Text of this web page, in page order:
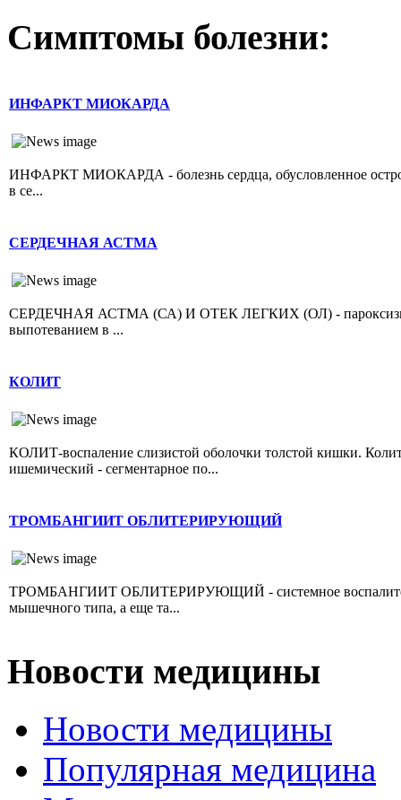
Симптомы болезни:
ИНФАРКТ МИОКАРДА
ИНФАРКТ МИОКАРДА - болезнь сердца, обусловленное острой
в се...
СЕРДЕЧНАЯ АСТМА
СЕРДЕЧНАЯ АСТМА (СА) И ОТЕК ЛЕГКИХ (ОЛ) -
выпотеванием в ...
КОЛИТ
КОЛИТ-воспаление слизистой оболочки толстой кишки.
ишемический - сегментарное по...
ТРОМБАНГИИТ ОБЛИТЕРИРУЮЩИЙ
ТРОМБАНГИИТ ОБЛИТЕРИРУЮЩИЙ - системное
мышечного типа, а еще та...
Новости медицины
Новости медицины
Популярная медицина